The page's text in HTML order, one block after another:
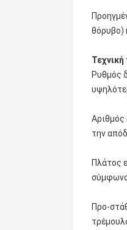
θόρυβο)
Ρυθμός
Αριθμός
την
Πλάτος
σύμφωνα
Προ-